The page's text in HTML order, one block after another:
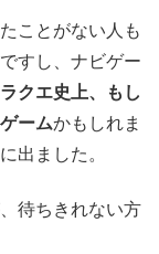
ことがない人も
すし、ナビゲー
ラクエ史上、もし
ームかもしれま
出ました。
待ちきれない方